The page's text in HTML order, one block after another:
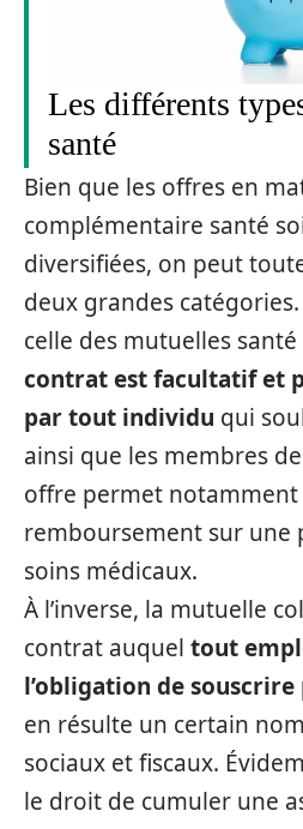
Les différents
santé
Bien que les offres en
complémentaire santé
diversifiées, on peut
deux grandes
celle des mutuelles
contrat est facultatif et
par tout individu qui
ainsi que les membres
offre permet notamment
remboursement sur une
soins médicaux.
À l’inverse, la mutuelle
contrat auquel tout
l’obligation de souscrire
en résulte un certain
sociaux et fiscaux.
le droit de cumuler une